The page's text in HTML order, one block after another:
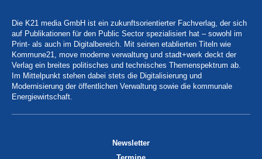
Die K21 media GmbH ist ein zukunftsorientierter Fachverlag, der sich
auf Publikationen für den Public Sector spezialisiert hat – sowohl im
Print- als auch im Digitalbereich. Mit seinen etablierten Titeln wie
Kommune21, move moderne verwaltung und stadt+werk deckt der
Verlag ein breites politisches und technisches Themenspektrum ab.
Im Mittelpunkt stehen dabei stets die Digitalisierung und
Modernisierung der öffentlichen Verwaltung sowie die kommunale
Energiewirtschaft.
Newsletter
Termine